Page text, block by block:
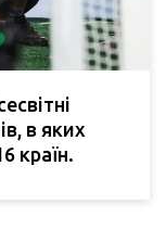
в яких
країн.